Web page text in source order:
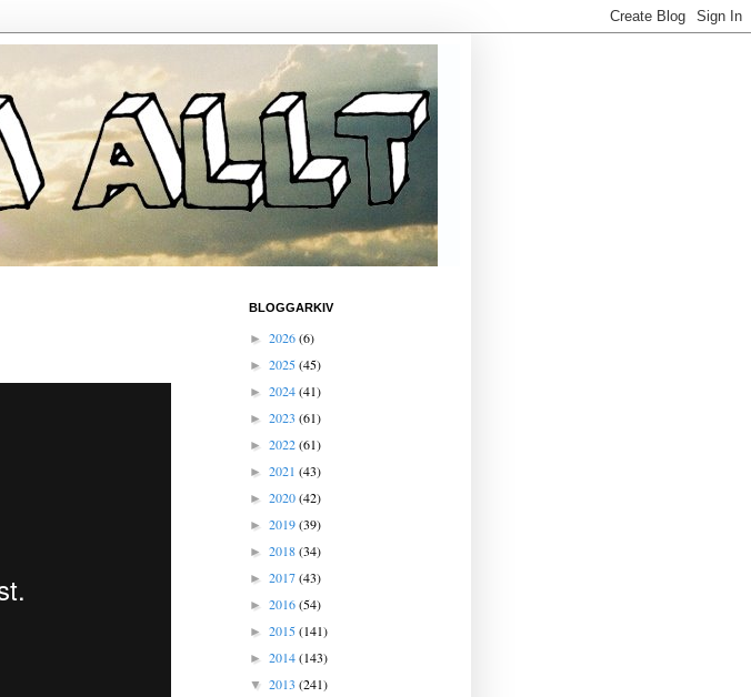
BLOGGARKIV
► 2026(6)
► 2025(45)
► 2024(41)
► 2023 (61)
► 2022(61)
► 2021 (43)
► 2020(42)
► 2019(39)
► 2018(34)
► 2017(43)
► 2016(54)
► 2015(141)
► 2014(143)
▼ 2013 (241)